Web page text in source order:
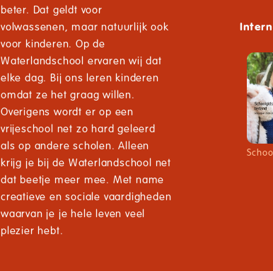
beter. Dat geldt voor
volwassenen, maar natuurlijk ook
voor kinderen. Op de
Waterlandschool ervaren wij dat
elke dag. Bij ons leren kinderen
omdat ze het graag willen.
Overigens wordt er op een
vrijeschool net zo hard geleerd
als op andere scholen. Alleen
krijg je bij de Waterlandschool net
dat beetje meer mee. Met name
creatieve en sociale vaardigheden
waarvan je je hele leven veel
plezier hebt.